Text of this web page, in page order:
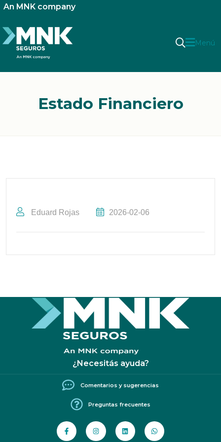
An MNK company
Menú
Estado Financiero
Eduard Rojas 2026-02-06
¿Necesitás ayuda?
Comentarios y sugerencias
Preguntas frecuentes